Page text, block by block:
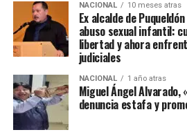
NACIONAL 10 meses atras
Ex alcalde de
abuso sexual infantil:
libertad y ahora
judiciales
NACIONAL 1 año atras
Miguel Ángel Alvarado,
denuncia estafa y